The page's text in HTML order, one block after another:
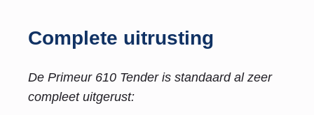
Complete uitrusting
De Primeur 610 Tender is standaard al zeer
compleet uitgerust: